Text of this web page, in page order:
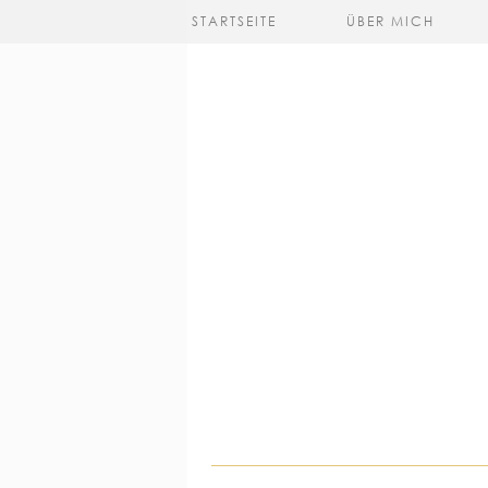
STARTSEITE ÜBER MICH